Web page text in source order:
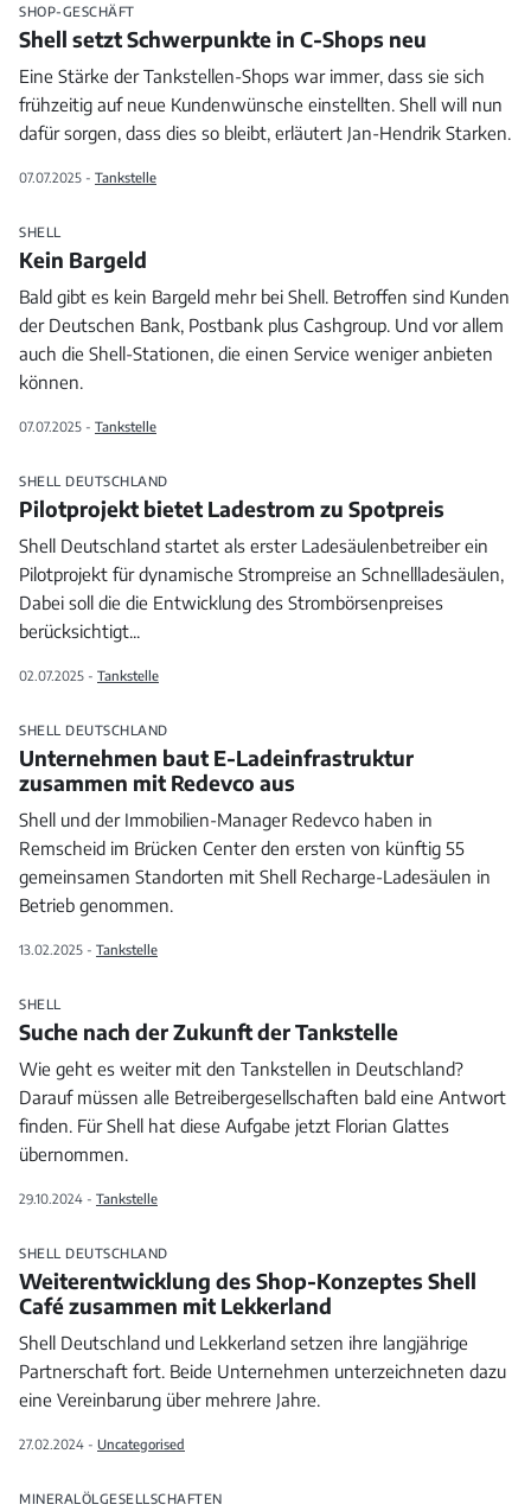
SHOP-GESCHÄFT
Shell setzt Schwerpunkte in C-Shops neu
Eine Stärke der Tankstellen-Shops war immer, dass sie sich
frühzeitig auf neue Kundenwünsche einstellten. Shell will nun
dafür sorgen, dass dies so bleibt, erläutert Jan-Hendrik Starken.
07.07.2025 - Tankstelle
SHELL
Kein Bargeld
Bald gibt es kein Bargeld mehr bei Shell. Betroffen sind Kunden
der Deutschen Bank, Postbank plus Cashgroup. Und vor allem
auch die Shell-Stationen, die einen Service weniger anbieten
können.
07.07.2025 - Tankstelle
SHELL DEUTSCHLAND
Pilotprojekt bietet Ladestrom zu Spotpreis
Shell Deutschland startet als erster Ladesäulenbetreiber ein
Pilotprojekt für dynamische Strompreise an Schnellladesäulen,
Dabei soll die die Entwicklung des Strombörsenpreises
berücksichtigt...
02.07.2025 - Tankstelle
SHELL DEUTSCHLAND
Unternehmen baut E-Ladeinfrastruktur
zusammen mit Redevco aus
Shell und der Immobilien-Manager Redevco haben in
Remscheid im Brücken Center den ersten von künftig 55
gemeinsamen Standorten mit Shell Recharge-Ladesäulen in
Betrieb genommen.
13.02.2025 - Tankstelle
SHELL
Suche nach der Zukunft der Tankstelle
Wie geht es weiter mit den Tankstellen in Deutschland?
Darauf müssen alle Betreibergesellschaften bald eine Antwort
finden. Für Shell hat diese Aufgabe jetzt Florian Glattes
übernommen.
29.10.2024 - Tankstelle
SHELL DEUTSCHLAND
Weiterentwicklung des Shop-Konzeptes Shell
Café zusammen mit Lekkerland
Shell Deutschland und Lekkerland setzen ihre langjährige
Partnerschaft fort. Beide Unternehmen unterzeichneten dazu
eine Vereinbarung über mehrere Jahre.
27.02.2024 - Uncategorised
MINERALÖLGESELLSCHAFTEN